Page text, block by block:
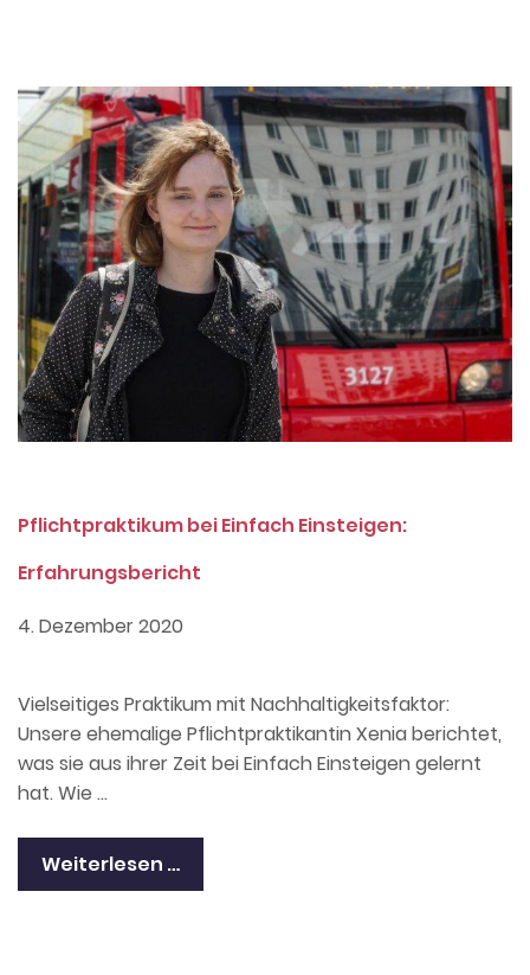
Pflichtpraktikum bei Einfach Einsteigen:
Erfahrungsbericht
4. Dezember 2020
Vielseitiges Praktikum mit Nachhaltigkeitsfaktor:
Unsere ehemalige Pflichtpraktikantin Xenia berichtet,
was sie aus ihrer Zeit bei Einfach Einsteigen gelernt
hat. Wie …
Weiterlesen …